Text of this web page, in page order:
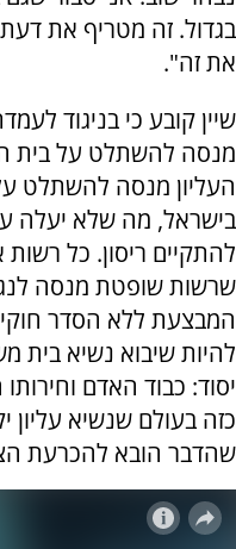
בגדול. זה מטריף את
את זה".
שיין קובע כי בניגוד
מנסה להשתלט על בית
העליון מנסה להשתלט
בישראל, מה שלא יעלה
להתקיים ריסון. כל
שרשות שופטת מנסה
המבצעת ללא הסדר
להיות שיבוא נשיא בית
יסוד: כבוד האדם
כזה בעולם שנשיא
שהדבר הובא להכרעת